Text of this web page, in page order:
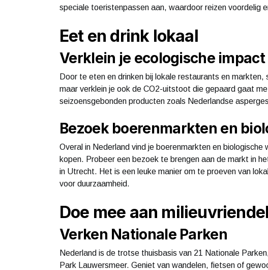
speciale toeristenpassen aan, waardoor reizen voordelig
Eet en drink lokaal
Verklein je ecologische impact
Door te eten en drinken bij lokale restaurants en
maar verklein je ook de CO2-uitstoot die gepaard gaat
seizoensgebonden producten zoals Nederlandse
Bezoek boerenmarkten en
Overal in Nederland vind je boerenmarkten en
kopen. Probeer een bezoek te brengen aan de markt in
in Utrecht. Het is een leuke manier om te proeven van
voor duurzaamheid.
Doe mee aan
Verken Nationale Parken
Nederland is de trotse thuisbasis van 21 Nationale
Park Lauwersmeer. Geniet van wandelen, fietsen of